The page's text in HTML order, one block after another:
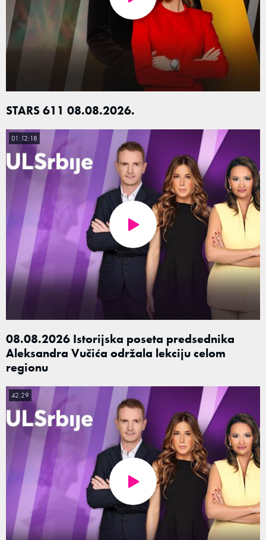
STARS 611 08.08.2026.
08.08.2026 Istorijska poseta predsednika
Aleksandra Vučića održala lekciju celom
regionu
01:12:18
42:29